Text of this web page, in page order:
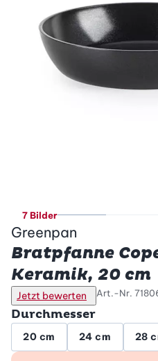
7 Bilder
Greenpan
Bratpfanne
Keramik, 20 cm
Jetzt bewerten Art.-Nr.
Durchmesser
20 cm 24 cm 28